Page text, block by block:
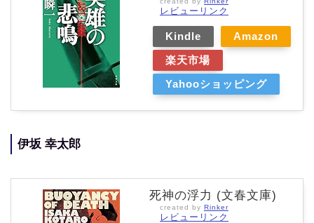
レビューリンク
Kindle
Amazon
楽天市場
Yahooショッピング
伊坂 幸太郎
死神の浮力 (文春文庫)
created by Rinker
レビューリンク